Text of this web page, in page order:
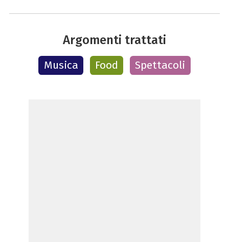
Argomenti trattati
Musica Food Spettacoli